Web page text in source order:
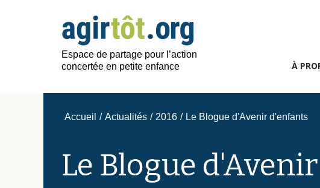
Espace de partage pour l’action
concertée en petite enfance
À
Accueil / Actualités / 2016 / Le Blogue d'Avenir d'enfants
Le Blogue